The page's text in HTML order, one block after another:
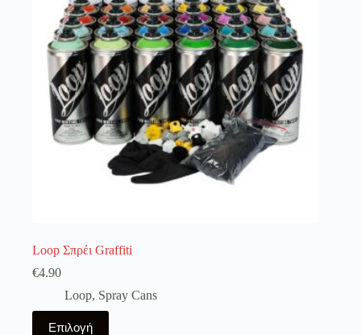
Loop Σπρέι Graffiti
€4.90
Loop, Spray Cans
Επιλογή
Αυτό